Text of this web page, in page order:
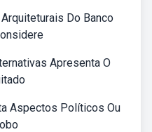
Do Banco
Apresenta O
Aspectos Políticos Ou